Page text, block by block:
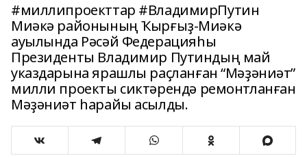
#миллипроекттар #ВладимирПутин
Миәкә районының Ҡырғыҙ-Миәкә
ауылында Рәсәй Федерацияһы
Президенты Владимир Путиндың май
указдарына ярашлы раҫланған “Мәҙәниәт”
милли проекты сиктәрендә ремонтланған
Мәҙәниәт һарайы асылды.